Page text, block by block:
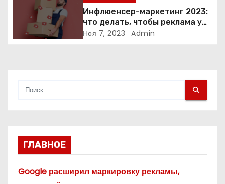
с
Инфлюенсер-маркетинг 2023:
что делать, чтобы реклама у
блогеров работала?
Ноя 7, 2023 Admin
ГЛАВНОЕ
Google расширил маркировку рекламы,